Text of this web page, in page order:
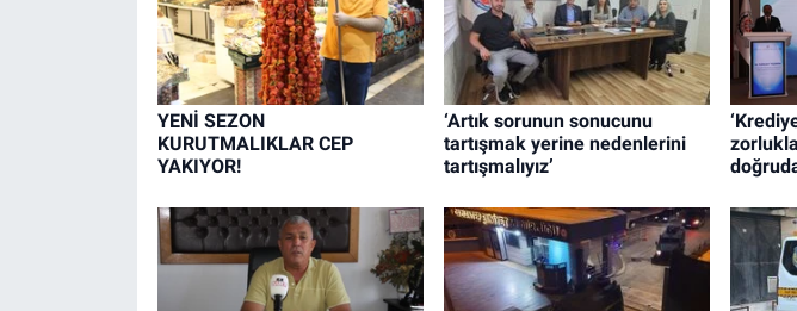
YENİ SEZON
KURUTMALIKLAR CEP
YAKIYOR!
‘Artık sorunun sonucunu
tartışmak yerine nedenlerini
tartışmalıyız’